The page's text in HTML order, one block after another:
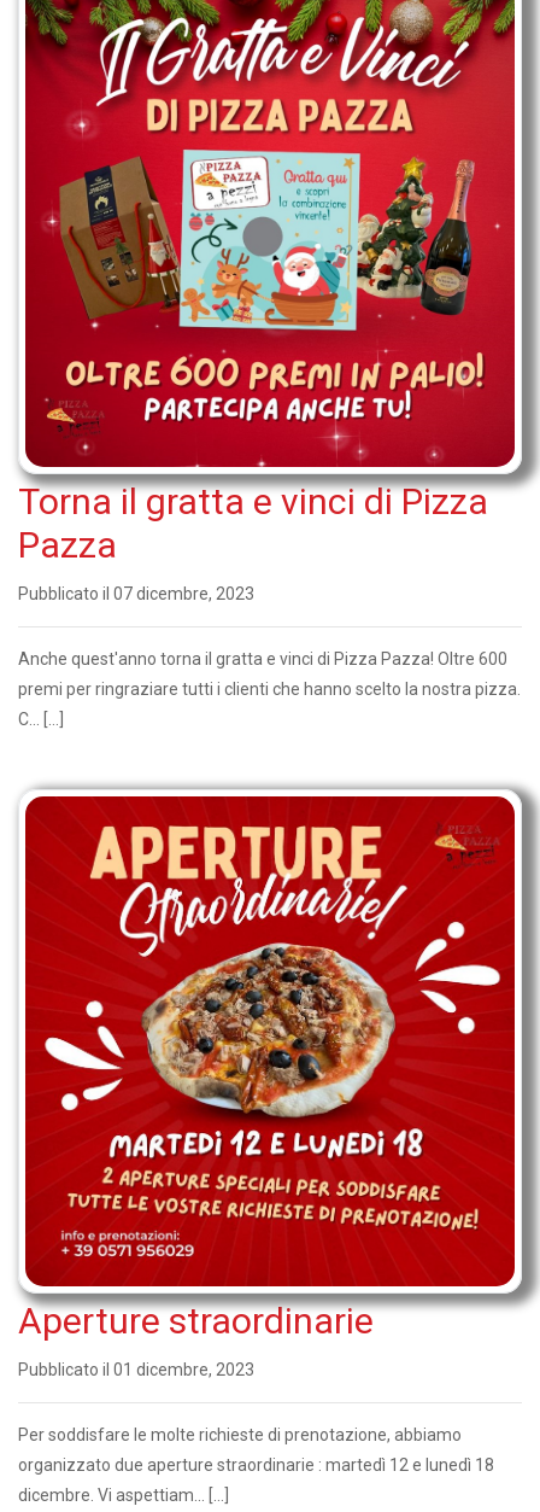
Torna il gratta e vinci di Pizza
Pazza
Pubblicato il 07 dicembre, 2023
Anche quest'anno torna il gratta e vinci di Pizza Pazza! Oltre 600
premi per ringraziare tutti i clienti che hanno scelto la nostra pizza.
C... […]
Aperture straordinarie
Pubblicato il 01 dicembre, 2023
Per soddisfare le molte richieste di prenotazione, abbiamo
organizzato due aperture straordinarie : martedì 12 e lunedì 18
dicembre. Vi aspettiam... […]